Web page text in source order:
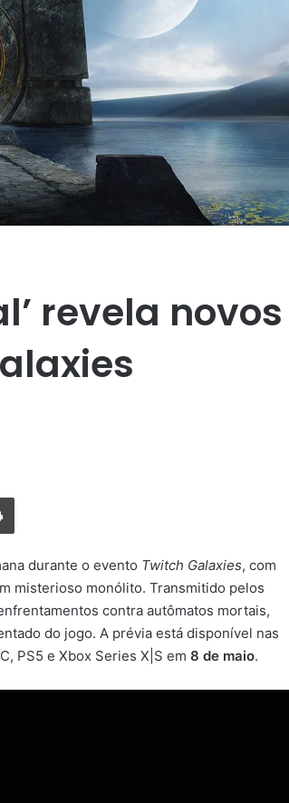
revela novos
Imprimir
durante o evento Twitch Galaxies, com
misterioso monólito. Transmitido pelos
contra autômatos mortais,
do jogo. A prévia está disponível nas
PS5 e Xbox Series X|S em 8 de maio.